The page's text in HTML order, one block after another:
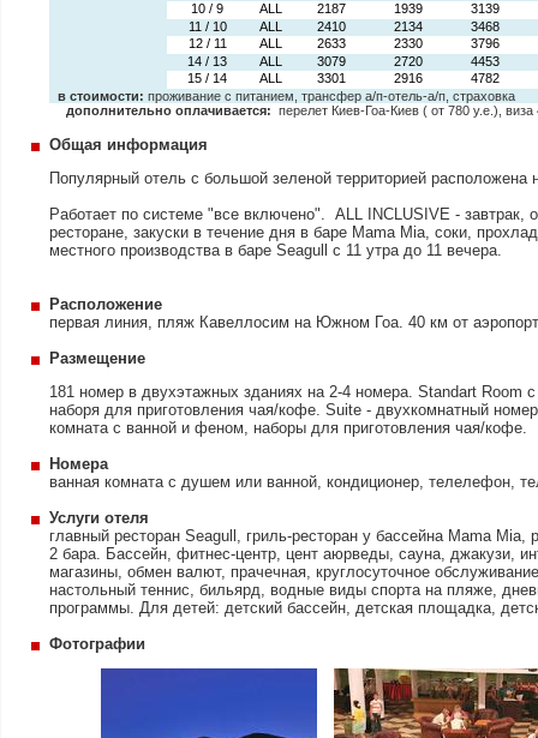
10 / 9
ALL 2187 1939
3139
11 / 10
ALL 2410 2134
3468
12 / 11
ALL 2633 2330
3796
14 / 13
ALL 3079 2720
4453
15 / 14
ALL 3301 2916
4782
в стоимости:проживание с питанием, трансфер а/п-отель-а/п, страховка
дополнительно оплачивается: перелет Киев-Гоа-Киев ( от 780 у.е.), виза
Общая информация
Популярный отель с большой зеленой территорией
Работает по системе "все включено". ALL INCLUSIVE - завтрак,
ресторане, закуски в течение дня в баре Mama Mia, соки,
местного производства в баре Seagull c 11 утра до 11 вечера.
Расположение
первая линия, пляж Кавеллосим на Южном Гоа. 40 км от
Размещение
181 номер в двухэтажных зданиях на 2-4 номера. Standart
наборя для приготовления чая/кофе. Suite - двухкомнатный
комната с ванной и феном, наборы для приготовления чая/кофе.
Номера
ванная комната с душем или ванной, кондиционер, телелефон,
Услуги отеля
главный ресторан Seagull, гриль-ресторан у бассейна Mama Mia,
2 бара. Бассейн, фитнес-центр, цент аюрведы, сауна, джакузи,
магазины, обмен валют, прачечная, круглосуточное
настольный теннис, бильярд, водные виды спорта на пляже,
программы. Для детей: детский бассейн, детская площадка,
Фотографии